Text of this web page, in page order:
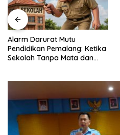
Alarm Darurat Mutu
Pendidikan Pemalang: Ketika
Sekolah Tanpa Mata dan